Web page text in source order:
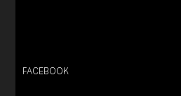
FACEBOOK